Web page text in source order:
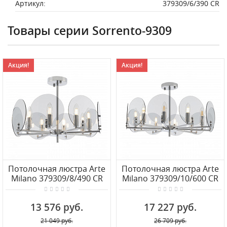
Артикул: 379309/6/390 CR
Товары серии Sorrento-9309
Акция!
Потолочная люстра Arte
Milano 379309/8/490 CR
13 576 руб.
21 049 руб.
Акция!
Потолочная люстра Arte
Milano 379309/10/600 CR
17 227 руб.
26 709 руб.